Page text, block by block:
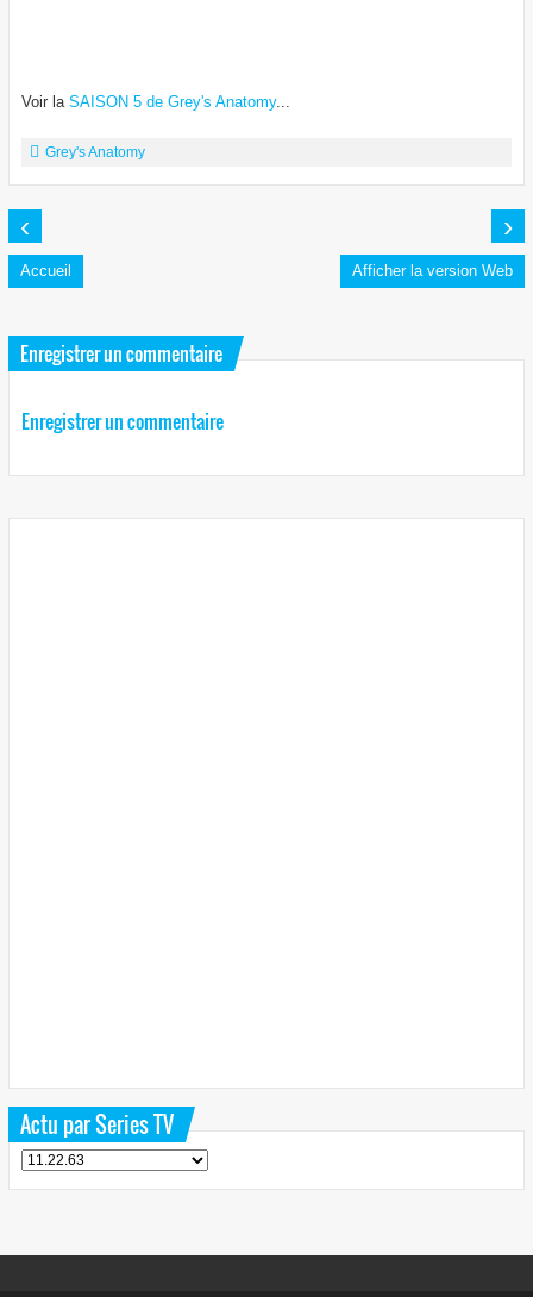
Voir la SAISON 5 de Grey's Anatomy...
Grey's Anatomy
‹ ›
Accueil Afficher la version Web
Enregistrer un commentaire
Enregistrer un commentaire
Actu par Series TV